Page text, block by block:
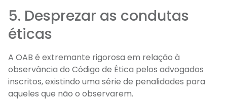
5. Desprezar as condutas
éticas
A OAB é extremante rigorosa em relação à
observância do Código de Ética pelos advogados
inscritos, existindo uma série de penalidades para
aqueles que não o observarem.